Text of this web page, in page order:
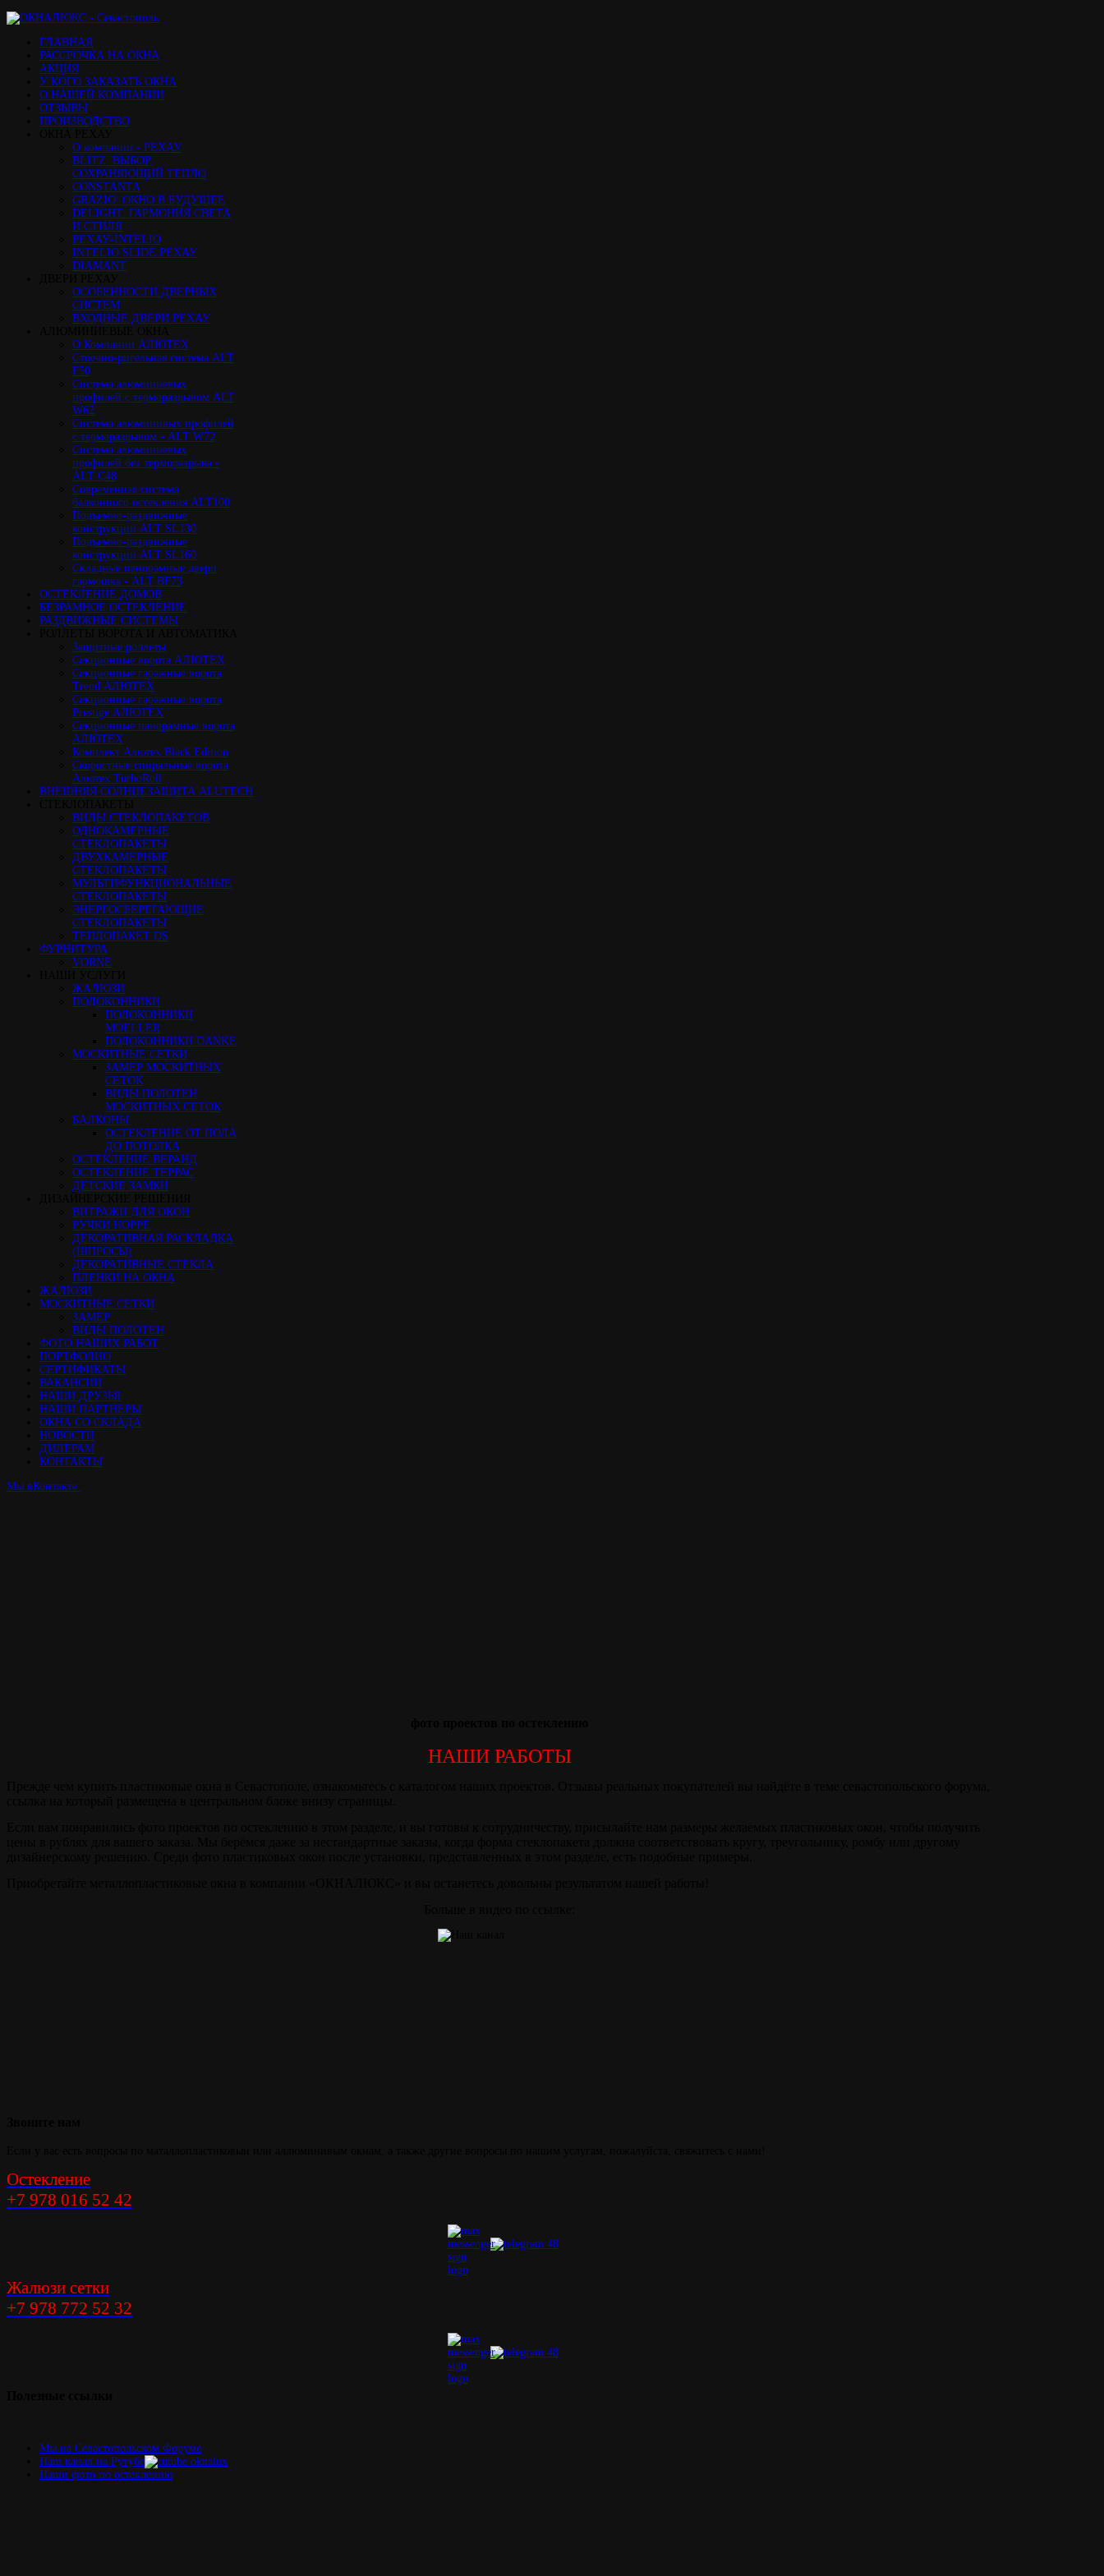
ГЛАВНАЯ
РАССРОЧКА НА ОКНА
АКЦИЯ
У КОГО ЗАКАЗАТЬ ОКНА
О НАШЕЙ КОМПАНИИ
ОТЗЫВЫ
ПРОИЗВОДСТВО
О компании - РЕХАУ
BLITZ: ВЫБОР,
СОХРАНЯЮЩИЙ ТЕПЛО
CONSTANTA
GRAZIO: ОКНО В БУДУЩЕЕ
DELIGHT: ГАРМОНИЯ СВЕТА
И СТИЛЯ
РЕХАУ-INTELIO
INTELIO SLIDE РЕХАУ
DIAMANT
ОСОБЕННОСТИ ДВЕРНЫХ
СИСТЕМ
ВХОДНЫЕ ДВЕРИ РЕХАУ
О Компании АЛЮТЕХ
Стоечно-ригельная система ALT
F50
Cистема алюминиевых
профилей с терморазрывом ALT
W62
Система алюминивых профилей
с терморазрывом - ALT W72
Cистема алюминиевых
профилей без терморазрыва -
ALT C48
Cовременная система
балконного остекления ALT100
Подъемно-раздвижные
конструкции ALT SL130
Подъемно-раздвижные
конструкции ALT SL160
Cкладные панорамные двери
гармошка - ALT BF73
ОСТЕКЛЕНИЕ ДОМОВ
БЕЗРАМНОЕ ОСТЕКЛЕНИЕ
РАЗДВИЖНЫЕ СИСТЕМЫ
Защитные роллеты
Секционные ворота АЛЮТЕХ
Секционные гаражные ворота
Trend АЛЮТЕХ
Секционные гаражные ворота
Prestige АЛЮТЕХ
Секционные панорамные ворота
АЛЮТЕХ
Комплект Алютех Black Edition
Скоростные спиральные ворота
Алютех TurboRoll
ВНЕШНЯЯ СОЛНЦЕЗАЩИТА ALUTECH
ВИДЫ СТЕКЛОПАКЕТОВ
ОДНОКАМЕРНЫЕ
СТЕКЛОПАКЕТЫ
ДВУХКАМЕРНЫЕ
СТЕКЛОПАКЕТЫ
МУЛЬТИФУНКЦИОНАЛЬНЫЕ
СТЕКЛОПАКЕТЫ
ЭНЕРГОСБЕРЕГАЮЩИЕ
СТЕКЛОПАКЕТЫ
ТЕПЛОПАКЕТ DS
ФУРНИТУРА
VORNE
ЖАЛЮЗИ
ПОДОКОННИКИ
ПОДОКОННИКИ
MOELLER
ПОДОКОННИКИ DANKE
МОСКИТНЫЕ СЕТКИ
ЗАМЕР МОСКИТНЫХ
СЕТОК
ВИДЫ ПОЛОТЕН
МОСКИТНЫХ СЕТОК
БАЛКОНЫ
ОСТЕКЛЕНИЕ ОТ ПОЛА
ДО ПОТОЛКА
ОСТЕКЛЕНИЕ ВЕРАНД
ОСТЕКЛЕНИЕ ТЕРРАС
ДЕТСКИЕ ЗАМКИ
ВИТРАЖИ ДЛЯ ОКОН
РУЧКИ HOPPE
ДЕКОРАТИВНАЯ РАСКЛАДКА
(ШПРОСЫ)
ДЕКОРАТИВНЫЕ СТЕКЛА
ПЛЕНКИ НА ОКНА
ЖАЛЮЗИ
МОСКИТНЫЕ СЕТКИ
ЗАМЕР
ВИДЫ ПОЛОТЕН
ФОТО НАШИХ РАБОТ
ПОРТФОЛИО
СЕРТИФИКАТЫ
ВАКАНСИИ
НАШИ ДРУЗЬЯ
НАШИ ПАРТНЕРЫ
ОКНА СО СКЛАДА
НОВОСТИ
ДИЛЕРАМ
КОНТАКТЫ
Мы вКонтакте
НАШИ РАБОТЫ
Остекление
+7 978 016 52 42
Жалюзи сетки
+7 978 772 52 32
Мы на Севастопольском Форуме
Наш канал на Рутубе
Наши фото по остеклению